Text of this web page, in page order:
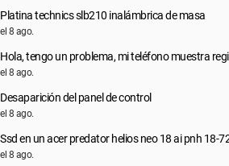
Platina technics slb210 inalámbrica de masa
el 8 ago.
Hola, tengo un problema, mi teléfono muestra
el 8 ago.
Desaparición del panel de control
el 8 ago.
Ssd en un acer predator helios neo 18 ai pnh 18-
el 8 ago.